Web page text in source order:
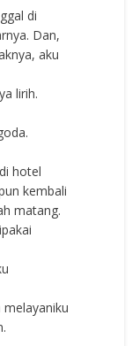
di
Dan,
aku
lirih.
hotel
kembali
matang.